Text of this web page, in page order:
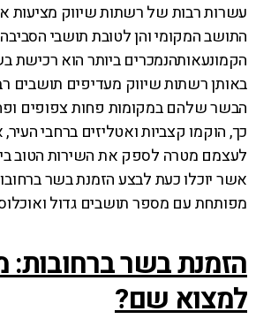
עשרות רבות של רשתות שיווק מציעות
התושב המקומי והן לטובת תושבי
הקמונעאותהנמכרים ביותר הוא רכישת
באותן רשתות שיווק מעדיפים תושבים
הבשר שלהם במקומות פחות צפופים
כך, הוקמו קצביות ואטליזים ברחבי
לעצמם מטרה לספק את השירות הטוב
אשר יוכלו כעת לבצע הזמנת בשר
מפותחת עם מספר תושבים גדול
הזמנת בשר ברחובות:
למצוא שם?